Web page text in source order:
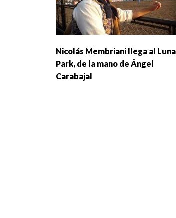
Nicolás Membriani llega al Luna
Park, de la mano de Ángel
Carabajal